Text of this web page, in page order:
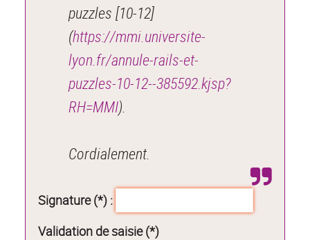
puzzles [10-12]
(https://mmi.universite-
lyon.fr/annule-rails-et-
puzzles-10-12--385592.kjsp?
RH=MMI).
Cordialement.
Signature (*) :
Validation de saisie (*)